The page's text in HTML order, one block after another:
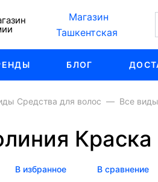
Магазин
Ташкентская
БЛОГ
Средства для волос Все
В избранное В сравнение